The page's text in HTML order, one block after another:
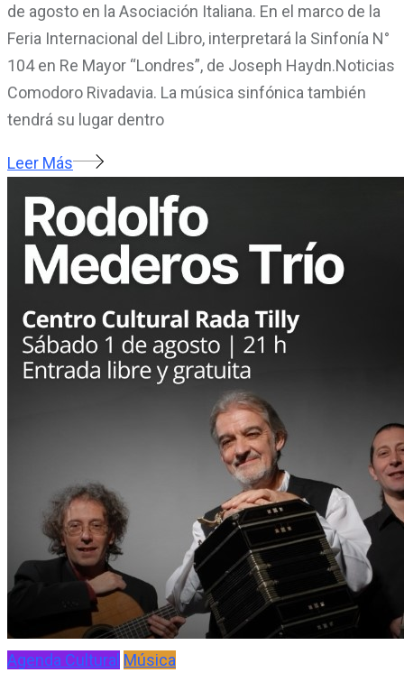
de agosto en la Asociación Italiana. En el marco de la
Feria Internacional del Libro, interpretará la Sinfonía N°
104 en Re Mayor “Londres”, de Joseph Haydn.Noticias
Comodoro Rivadavia. La música sinfónica también
tendrá su lugar dentro
Leer Más
Agenda Cultural Música